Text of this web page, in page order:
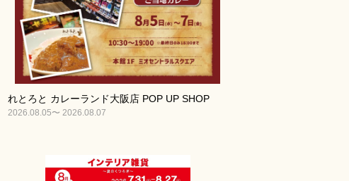
れとろと カレーランド大阪店 POP UP SHOP
2026.08.05〜 2026.08.07